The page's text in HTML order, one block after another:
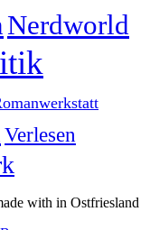
Nerdworld
Verlesen
with in Ostfriesland